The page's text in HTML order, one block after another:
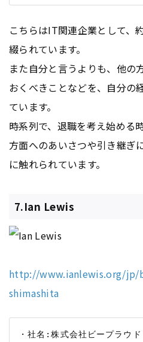
こちらはIT関連企業として、
綴られています。
また自分と言うよりも、他の
おくべきことなどを、自分の
ています。
時系列で、退職を考え始める
方面へのあいさつや引き継ぎ
に触れられています。
7.Ian Lewis
http://www.ianlewis.org/jp/
shimashita
・社名:株式会社ビープラウド